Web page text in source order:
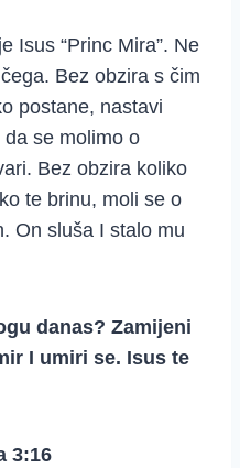
Isus “Princ Mira”. Ne
Bez obzira s čim
postane, nastavi
se molimo o
Bez obzira koliko
te brinu, moli se o
On sluša I stalo mu
danas? Zamijeni
I umiri se. Isus te
3:16